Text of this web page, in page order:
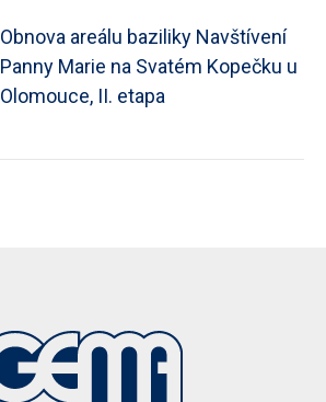
Obnova areálu baziliky Navštívení
Panny Marie na Svatém Kopečku u
Olomouce, II. etapa